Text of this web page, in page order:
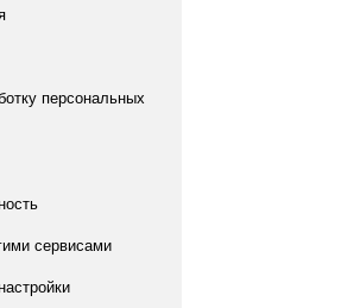
персональных
сервисами